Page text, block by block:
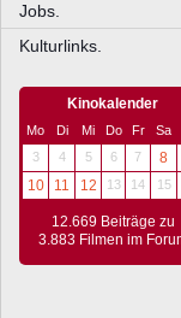
Jobs.
Kulturlinks.
Kinokalender
Mo Di Mi Do Fr Sa
3
4 5 6 7 8
10
11 12 13 14 15
12.669 Beiträge zu
3.883 Filmen im